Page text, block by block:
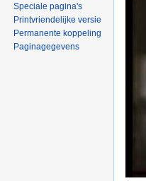
Speciale pagina's
Printvriendelijke versie
Permanente koppeling
Paginagegevens